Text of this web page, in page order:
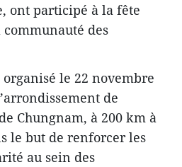
ont participé à la fête
des
le 22 novembre
de
Chungnam, à 200 km à
le but de renforcer les
au sein des